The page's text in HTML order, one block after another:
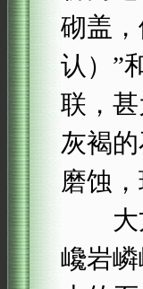
砌盖
认）”
联，
灰褐
磨蚀
大方
巉岩